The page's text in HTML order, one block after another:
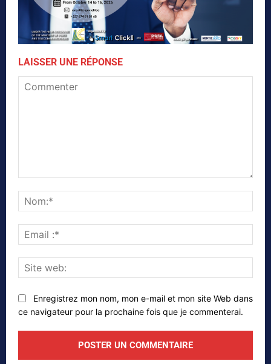
LAISSER UNE RÉPONSE
:*
web:
Enregistrez mon nom, mon e-mail et mon site Web dans
ce navigateur pour la prochaine fois que je commenterai.